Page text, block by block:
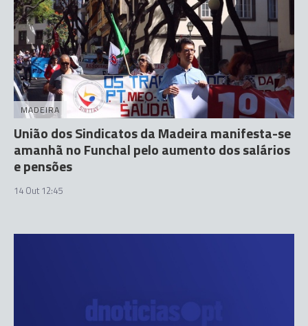
MADEIRA
União dos Sindicatos da Madeira manifesta-se
amanhã no Funchal pelo aumento dos salários
e pensões
14 Out 12:45